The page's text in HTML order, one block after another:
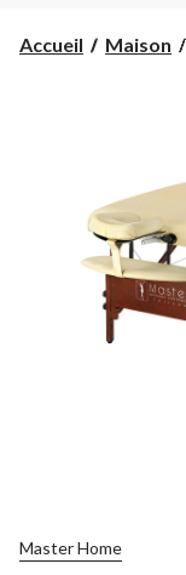
Accueil Maison
Master Home